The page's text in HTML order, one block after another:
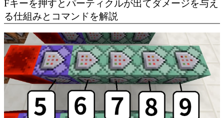
Fキーを押すとパーティクルが出てダメージを与え
る仕組みとコマンドを解説